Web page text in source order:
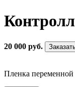
20 000 руб.
Пленка переменной